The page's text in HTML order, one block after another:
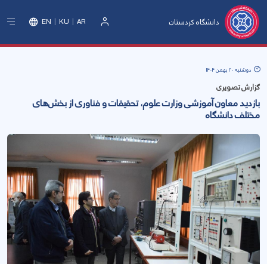
دانشگاه کردستان EN KU AR
دوشنبه 20 بهمن 1404
گزارش تصویری
بازدید معاون آموزشی وزارت علوم، تحقیقات و فناوری از بخش‌های
مختلف دانشگاه